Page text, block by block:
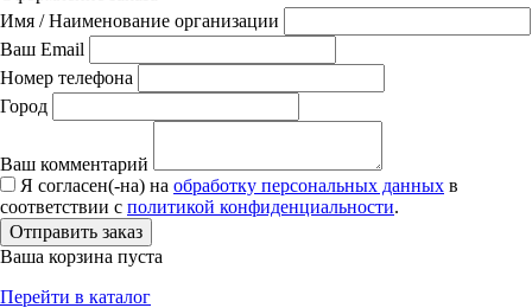
Имя / Наименование организации
Ваш Email
Номер телефона
Город
Ваш комментарий
Я согласен(-на) на обработку персональных данных в
соответствии с политикой конфиденциальности.
Отправить заказ
Ваша корзина пуста
Перейти в каталог